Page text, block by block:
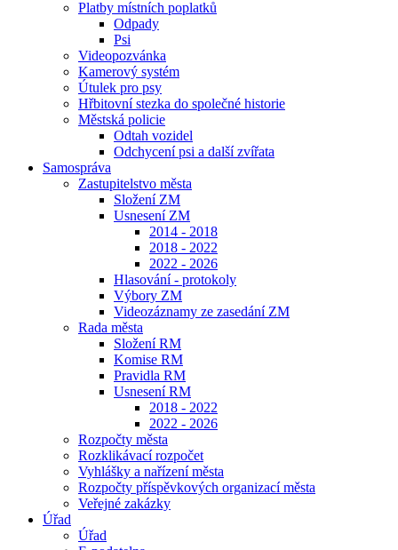
Platby místních poplatků
Odpady
Psi
Videopozvánka
Kamerový systém
Útulek pro psy
Hřbitovní stezka do společné historie
Městská policie
Odtah vozidel
Odchycení psi a další zvířata
Samospráva
Zastupitelstvo města
Složení ZM
Usnesení ZM
2014 - 2018
2018 - 2022
2022 - 2026
Hlasování - protokoly
Výbory ZM
Videozáznamy ze zasedání ZM
Rada města
Složení RM
Komise RM
Pravidla RM
Usnesení RM
2018 - 2022
2022 - 2026
Rozpočty města
Rozklikávací rozpočet
Vyhlášky a nařízení města
Rozpočty příspěvkových organizací města
Veřejné zakázky
Úřad
Úřad